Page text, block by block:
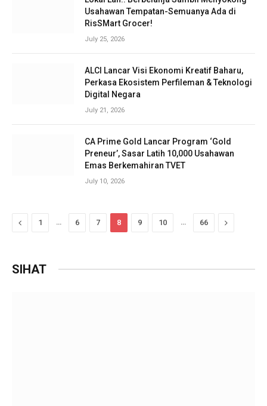
Usahawan Tempatan-Semuanya Ada di
RisSMart Grocer!
July 25, 2026
ALCI Lancar Visi Ekonomi Kreatif Baharu,
Perkasa Ekosistem Perfileman & Teknologi
Digital Negara
July 21, 2026
CA Prime Gold Lancar Program ‘Gold
Preneur’, Sasar Latih 10,000 Usahawan
Emas Berkemahiran TVET
July 10, 2026
Previous
1 6 7 8 9 10 66 Next
SIHAT